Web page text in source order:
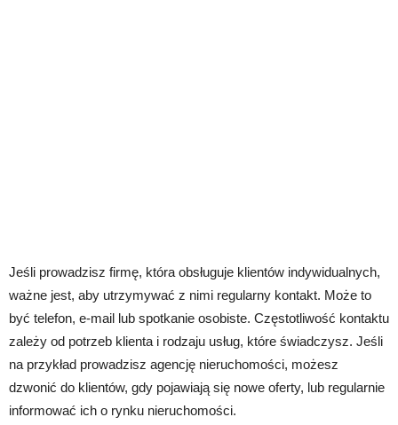
Jeśli prowadzisz firmę, która obsługuje klientów indywidualnych,
ważne jest, aby utrzymywać z nimi regularny kontakt. Może to
być telefon, e-mail lub spotkanie osobiste. Częstotliwość kontaktu
zależy od potrzeb klienta i rodzaju usług, które świadczysz. Jeśli
na przykład prowadzisz agencję nieruchomości, możesz
dzwonić do klientów, gdy pojawiają się nowe oferty, lub regularnie
informować ich o rynku nieruchomości.